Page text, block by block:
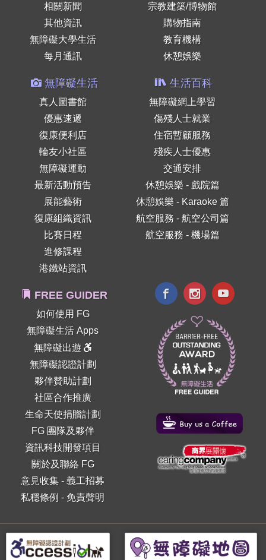
相關新聞
其他資訊
無障礙大學生活
每月通訊
宗教建築/博物館
購物指南
教育機構
休憩娛樂
無障礙生活
真人圖書館
優惠速遞
復康便利店
輪友小社區
無障礙運動
最新活動預告
展能藝術
復康組織資訊
比賽日程
進修課程
港鐵站資訊
生活百科
無障礙網上學習
傷殘人士就業
住宿暫顧服務
殘疾人士優惠
交通安排
休憩娛樂 - 戲院篇
休憩娛樂 - Karaoke 篇
航空服務 - 航空公司篇
航空服務 - 機場篇
FREE GUIDER
如何使用 FG
無障礙生活 Apps
無障礙出遊
無障礙認證計劃
夥伴贊助計劃
社區合作推廣
生命天使捐贈計劃
FG 團隊及夥伴
資訊科技開發項目
關於及聯絡 FG
意見收集 -義工招募
私穩條例 - 免責聲明